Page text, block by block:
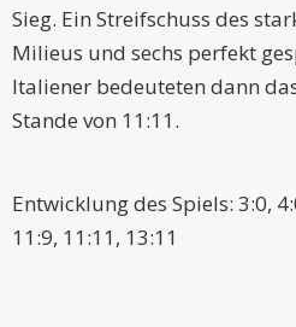
Sieg. Ein Streifschuss des
Milieus und sechs perfekt
Italiener bedeuteten dann
Stande von 11:11.
Entwicklung des Spiels: 3:0,
11:9, 11:11, 13:11